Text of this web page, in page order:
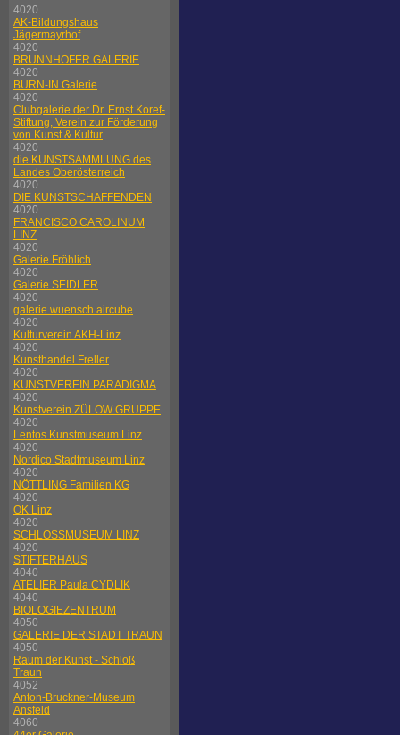
4020
AK-Bildungshaus
Jägermayrhof
4020
BRUNNHOFER GALERIE
4020
BURN-IN Galerie
4020
Clubgalerie der Dr. Ernst Koref-
Stiftung, Verein zur Förderung
von Kunst & Kultur
4020
die KUNSTSAMMLUNG des
Landes Oberösterreich
4020
DIE KUNSTSCHAFFENDEN
4020
FRANCISCO CAROLINUM
LINZ
4020
Galerie Fröhlich
4020
Galerie SEIDLER
4020
galerie wuensch aircube
4020
Kulturverein AKH-Linz
4020
Kunsthandel Freller
4020
KUNSTVEREIN PARADIGMA
4020
Kunstverein ZÜLOW GRUPPE
4020
Lentos Kunstmuseum Linz
4020
Nordico Stadtmuseum Linz
4020
NÖTTLING Familien KG
4020
OK Linz
4020
SCHLOSSMUSEUM LINZ
4020
STIFTERHAUS
4040
ATELIER Paula CYDLIK
4040
BIOLOGIEZENTRUM
4050
GALERIE DER STADT TRAUN
4050
Raum der Kunst - Schloß
Traun
4052
Anton-Bruckner-Museum
Ansfeld
4060